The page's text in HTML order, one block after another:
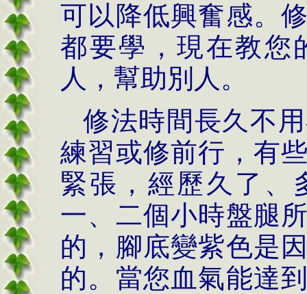
可以降低興奮感。
都要學，現在教您
人，幫助別人。
修法時間長久不
練習或修前行，有
緊張，經歷久了、
一、二個小時盤腿
的，腳底變紫色是
的。當您血氣能達